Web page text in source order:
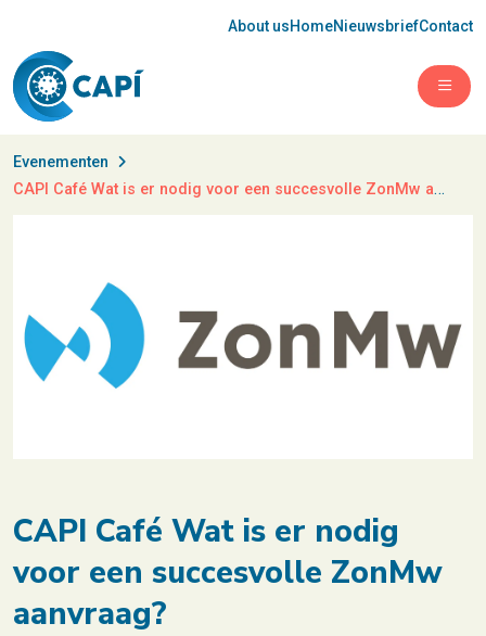
About usHomeNieuwsbriefContact
Open
Evenementen
CAPI Café Wat is er nodig voor een succesvolle ZonMw aanvraag?
CAPI Café Wat is er nodig
voor een succesvolle ZonMw
aanvraag?